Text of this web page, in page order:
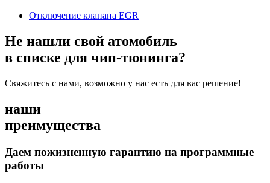
Отключение клапана EGR
Не нашли свой атомобиль
в списке для чип-тюнинга?
Свяжитесь с нами, возможно у нас есть для вас решение!
наши
преимущества
Даем пожизненную гарантию на программные
работы